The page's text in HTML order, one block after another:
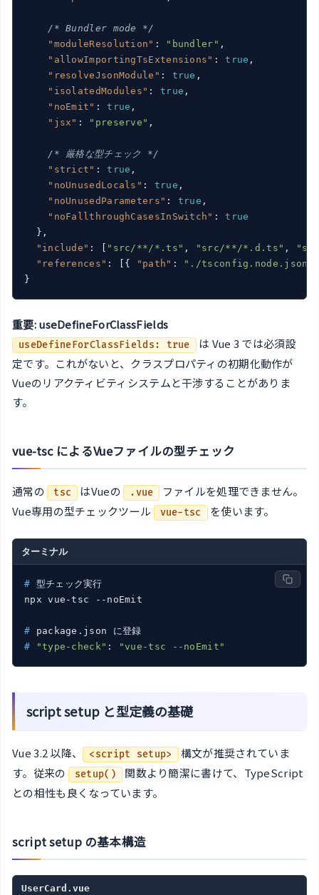
/* Bundler mode */
"moduleResolution" : "bundler" ,
"allowImportingTsExtensions" : true ,
"resolveJsonModule" : true ,
"isolatedModules" : true ,
"noEmit" : true ,
"jsx" : "preserve" ,
/* 厳格な型チェック */
"strict" : true ,
"noUnusedLocals" : true ,
"noUnusedParameters" : true ,
"noFallthroughCasesInSwitch" : true
  },
"include" : [ "src/**/*.ts" , "src/**/*.d.ts" ,
"references" : [{ "path" : "./tsconfig.node.json"
}
重要: useDefineForClassFields
useDefineForClassFields: true
は Vue 3 では必須設
定です。これがないと、クラスプロパティの初期化動作が
Vueのリアクティビティシステムと干渉することがありま
す。
vue-tsc によるVueファイルの型チェック
通常の tsc はVueの .vue
ファイルを処理できません。
Vue専用の型チェックツール
vue-tsc を使います。
ターミナル
# 型チェック実行
# package.json に登録
#
"type-check" : "vue-tsc --noEmit"
script setup と型定義の基礎
Vue 3.2 以降、 <script setup>
構文が推奨されていま
す。従来の
setup()
関数より簡潔に書けて、TypeScript
との相性も良くなっています。
script setup の基本構造
UserCard.vue